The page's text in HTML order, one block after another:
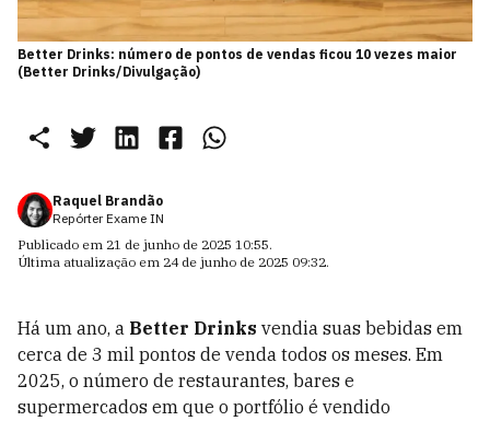
Better Drinks: número de pontos de vendas ficou 10 vezes maior
(Better Drinks/Divulgação)
Raquel Brandão
Repórter Exame IN
Publicado em 21 de junho de 2025 10:55.
Última atualização em 24 de junho de 2025 09:32.
Há um ano, a Better Drinks vendia suas bebidas em
cerca de 3 mil pontos de venda todos os meses. Em
2025, o número de restaurantes, bares e
supermercados em que o portfólio é vendido